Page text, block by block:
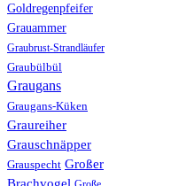
Goldregenpfeifer
Grauammer
Graubrust-Strandläufer
Graubülbül
Graugans
Graugans-Küken
Graureiher
Grauschnäpper
Grauspecht Großer